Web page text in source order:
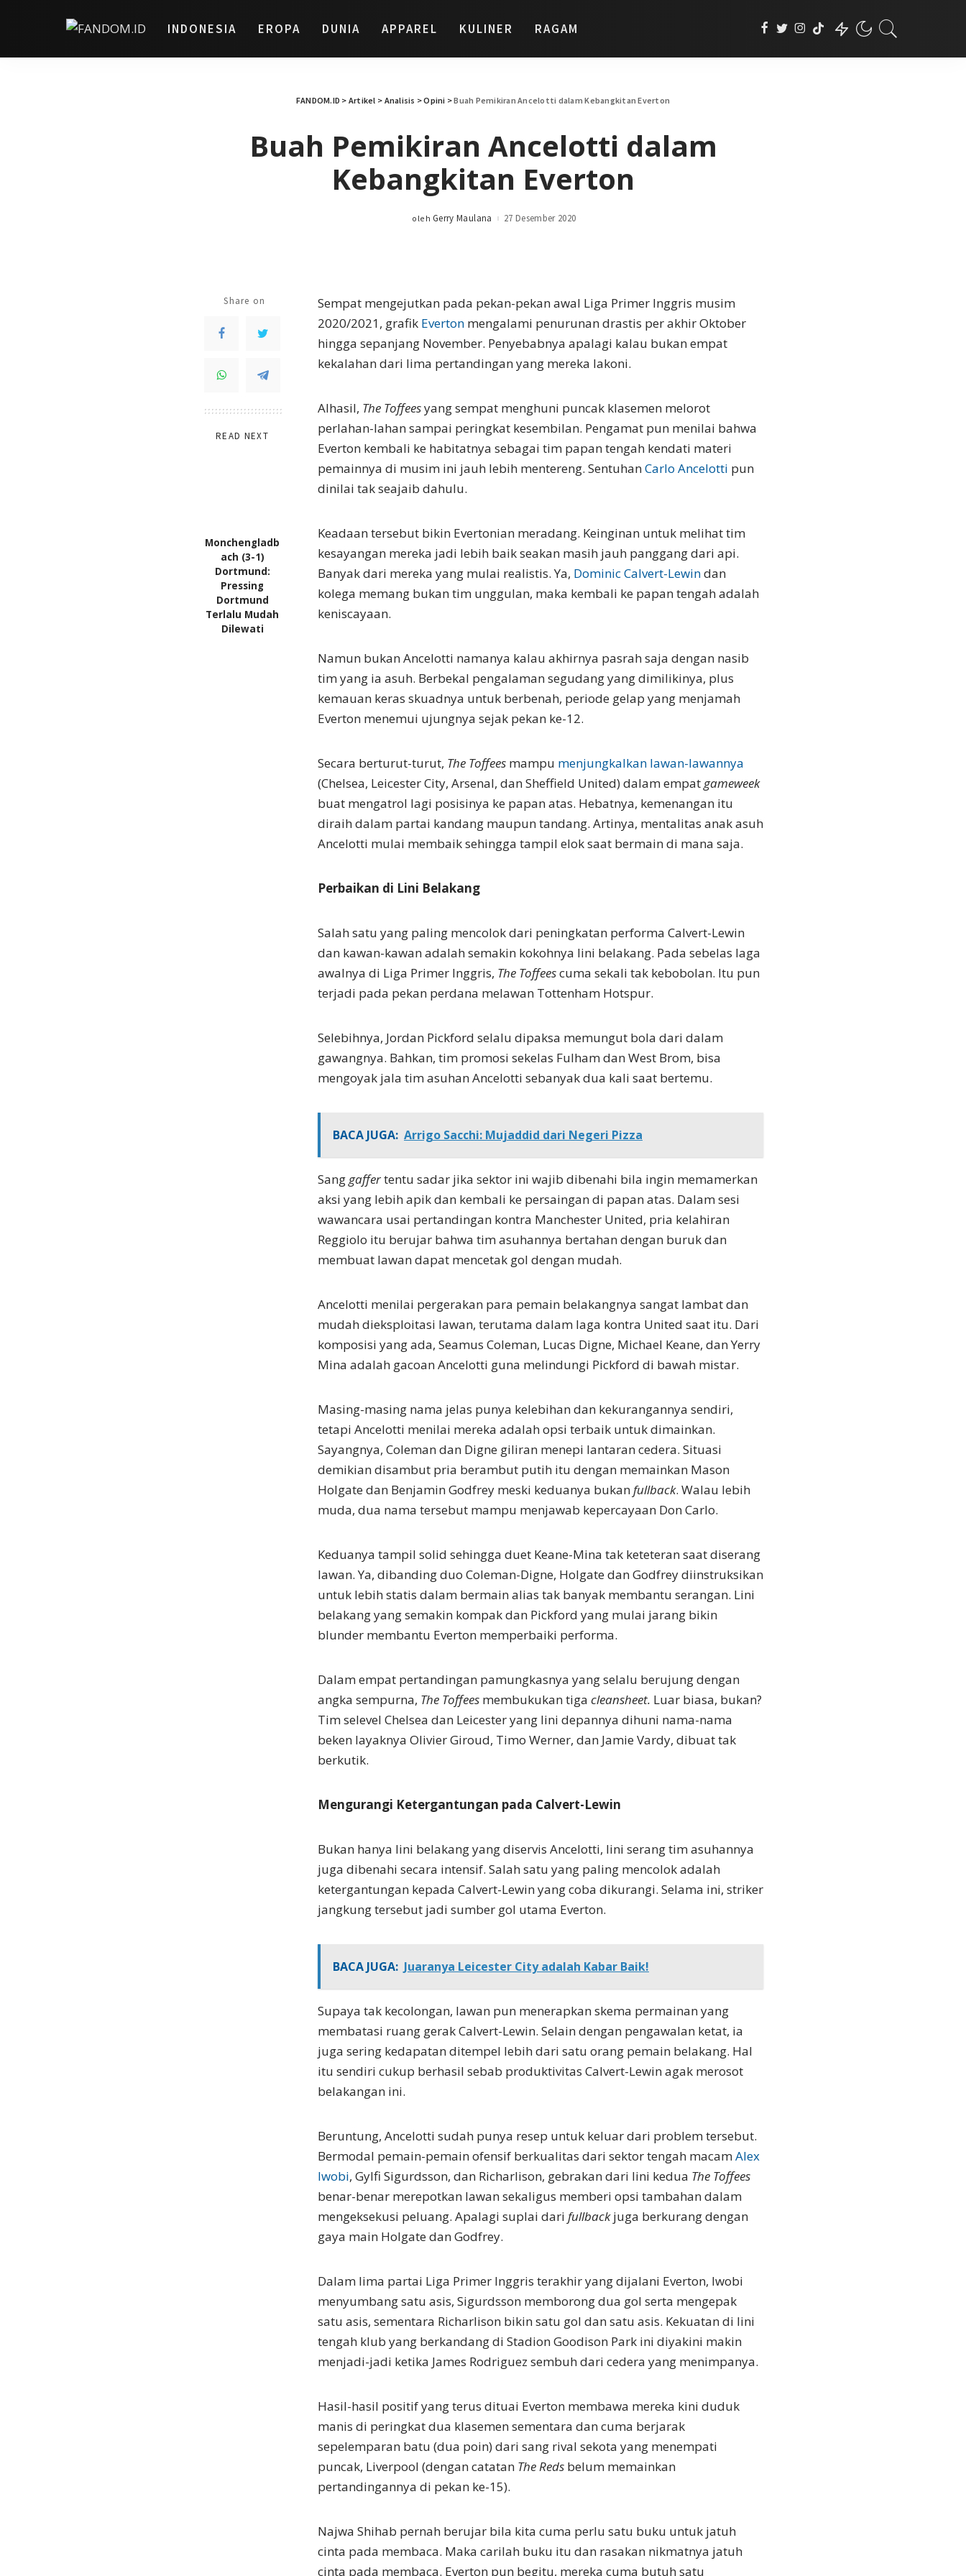
INDONESIA EROPA DUNIA APPAREL KULINER RAGAM
FANDOM.ID > Artikel > Analisis >Opini >Buah Pemikiran Ancelotti dalam Kebangkitan Everton
Buah Pemikiran Ancelotti dalam
Kebangkitan Everton
Posted
oleh Gerry Maulana 27 Desember 2020
Share on
READ NEXT
Monchengladb
ach (3-1)
Dortmund:
Pressing
Dortmund
Terlalu Mudah
Dilewati
Sempat mengejutkan pada pekan-pekan awal Liga Primer Inggris musim
2020/2021, grafik Everton mengalami penurunan drastis per akhir Oktober
hingga sepanjang November. Penyebabnya apalagi kalau bukan empat
kekalahan dari lima pertandingan yang mereka lakoni.
Alhasil, The Toffeesyang sempat menghuni puncak klasemen melorot
perlahan-lahan sampai peringkat kesembilan. Pengamat pun menilai bahwa
Everton kembali ke habitatnya sebagai tim papan tengah kendati materi
pemainnya di musim ini jauh lebih mentereng. SentuhanCarlo Ancelotti pun
dinilai tak seajaib dahulu.
Keadaan tersebut bikin Evertonian meradang. Keinginan untuk melihat tim
kesayangan mereka jadi lebih baik seakan masih jauh panggang dari api.
Banyak dari mereka yang mulai realistis. Ya, Dominic Calvert-Lewindan
kolega memang bukan tim unggulan, maka kembali ke papan tengah adalah
keniscayaan.
Namun bukan Ancelotti namanya kalau akhirnya pasrah saja dengan nasib
tim yang ia asuh. Berbekal pengalaman segudang yang dimilikinya, plus
kemauan keras skuadnya untuk berbenah, periode gelap yang menjamah
Everton menemui ujungnya sejak pekan ke-12.
Secara berturut-turut, The Toffees mampu menjungkalkan lawan-lawannya
(Chelsea, Leicester City, Arsenal, dan Sheffield United) dalam empatgameweek
buat mengatrol lagi posisinya ke papan atas. Hebatnya, kemenangan itu
diraih dalam partai kandang maupun tandang. Artinya, mentalitas anak asuh
Ancelotti mulai membaik sehingga tampil elok saat bermain di mana saja.
Perbaikan di Lini Belakang
Salah satu yang paling mencolok dari peningkatan performa Calvert-Lewin
dan kawan-kawan adalah semakin kokohnya lini belakang. Pada sebelas laga
awalnya di Liga Primer Inggris, The Toffeescuma sekali tak kebobolan. Itu pun
terjadi pada pekan perdana melawan Tottenham Hotspur.
Selebihnya, Jordan Pickford selalu dipaksa memungut bola dari dalam
gawangnya. Bahkan, tim promosi sekelas Fulham dan West Brom, bisa
mengoyak jala tim asuhan Ancelotti sebanyak dua kali saat bertemu.
BACA JUGA: Arrigo Sacchi: Mujaddid dari Negeri Pizza
Sanggaffertentu sadar jika sektor ini wajib dibenahi bila ingin memamerkan
aksi yang lebih apik dan kembali ke persaingan di papan atas. Dalam sesi
wawancara usai pertandingan kontra Manchester United, pria kelahiran
Reggiolo itu berujar bahwa tim asuhannya bertahan dengan buruk dan
membuat lawan dapat mencetak gol dengan mudah.
Ancelotti menilai pergerakan para pemain belakangnya sangat lambat dan
mudah dieksploitasi lawan, terutama dalam laga kontra United saat itu. Dari
komposisi yang ada, Seamus Coleman, Lucas Digne, Michael Keane, dan Yerry
Mina adalah gacoan Ancelotti guna melindungi Pickford di bawah mistar.
Masing-masing nama jelas punya kelebihan dan kekurangannya sendiri,
tetapi Ancelotti menilai mereka adalah opsi terbaik untuk dimainkan.
Sayangnya, Coleman dan Digne giliran menepi lantaran cedera. Situasi
demikian disambut pria berambut putih itu dengan memainkan Mason
Holgate dan Benjamin Godfrey meski keduanya bukanfullback. Walau lebih
muda, dua nama tersebut mampu menjawab kepercayaan Don Carlo.
Keduanya tampil solid sehingga duet Keane-Mina tak keteteran saat diserang
lawan. Ya, dibanding duo Coleman-Digne, Holgate dan Godfrey diinstruksikan
untuk lebih statis dalam bermain alias tak banyak membantu serangan. Lini
belakang yang semakin kompak dan Pickford yang mulai jarang bikin
blunder membantu Everton memperbaiki performa.
Dalam empat pertandingan pamungkasnya yang selalu berujung dengan
angka sempurna, The Toffees membukukan tiga cleansheet. Luar biasa, bukan?
Tim selevel Chelsea dan Leicester yang lini depannya dihuni nama-nama
beken layaknya Olivier Giroud, Timo Werner, dan Jamie Vardy, dibuat tak
berkutik.
Mengurangi Ketergantungan pada Calvert-Lewin
Bukan hanya lini belakang yang diservis Ancelotti, lini serang tim asuhannya
juga dibenahi secara intensif. Salah satu yang paling mencolok adalah
ketergantungan kepada Calvert-Lewin yang coba dikurangi. Selama ini, striker
jangkung tersebut jadi sumber gol utama Everton.
BACA JUGA: Juaranya Leicester City adalah Kabar Baik!
Supaya tak kecolongan, lawan pun menerapkan skema permainan yang
membatasi ruang gerak Calvert-Lewin. Selain dengan pengawalan ketat, ia
juga sering kedapatan ditempel lebih dari satu orang pemain belakang. Hal
itu sendiri cukup berhasil sebab produktivitas Calvert-Lewin agak merosot
belakangan ini.
Beruntung, Ancelotti sudah punya resep untuk keluar dari problem tersebut.
Bermodal pemain-pemain ofensif berkualitas dari sektor tengah macamAlex
Iwobi, Gylfi Sigurdsson, dan Richarlison, gebrakan dari lini kedua The Toffees
benar-benar merepotkan lawan sekaligus memberi opsi tambahan dalam
mengeksekusi peluang. Apalagi suplai dari fullbackjuga berkurang dengan
gaya main Holgate dan Godfrey.
Dalam lima partai Liga Primer Inggris terakhir yang dijalani Everton, Iwobi
menyumbang satu asis, Sigurdsson memborong dua gol serta mengepak
satu asis, sementara Richarlison bikin satu gol dan satu asis. Kekuatan di lini
tengah klub yang berkandang di Stadion Goodison Park ini diyakini makin
menjadi-jadi ketika James Rodriguez sembuh dari cedera yang menimpanya.
Hasil-hasil positif yang terus dituai Everton membawa mereka kini duduk
manis di peringkat dua klasemen sementara dan cuma berjarak
sepelemparan batu (dua poin) dari sang rival sekota yang menempati
puncak, Liverpool (dengan catatan The Reds belum memainkan
pertandingannya di pekan ke-15).
Najwa Shihab pernah berujar bila kita cuma perlu satu buku untuk jatuh
cinta pada membaca. Maka carilah buku itu dan rasakan nikmatnya jatuh
cinta pada membaca. Everton pun begitu, mereka cuma butuh satu